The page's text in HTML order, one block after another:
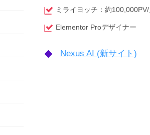
ミライヨッチ：約100,000PV/
Elementor Proデザイナー
Nexus AI (新サイト)